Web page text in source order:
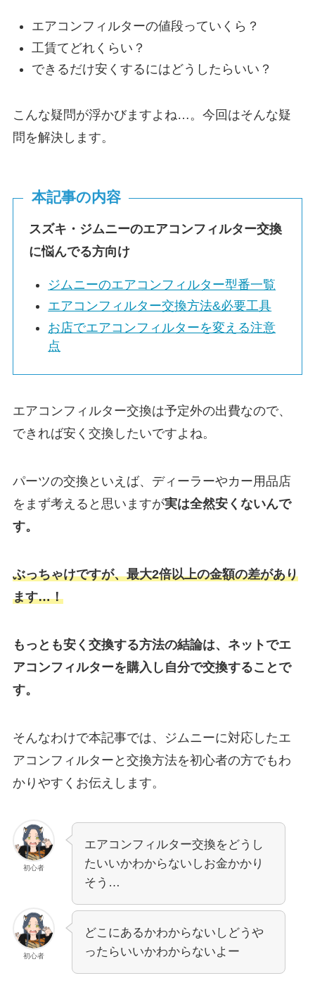
エアコンフィルターの値段っていくら？
工賃てどれくらい？
できるだけ安くするにはどうしたらいい？
こんな疑問が浮かびますよね…。今回はそんな疑
問を解決します。
本記事の内容
スズキ・ジムニーのエアコンフィルター交換
に悩んでる方向け
ジムニーのエアコンフィルター型番一覧
エアコンフィルター交換方法&必要工具
お店でエアコンフィルターを変える注意
点
エアコンフィルター交換は予定外の出費なので、
できれば安く交換したいですよね。
パーツの交換といえば、ディーラーやカー用品店
をまず考えると思いますが実は全然安くないんで
す。
ぶっちゃけですが、最大2倍以上の金額の差があり
ます…！
もっとも安く交換する方法の結論は、ネットでエ
アコンフィルターを購入し自分で交換することで
す。
そんなわけで本記事では、ジムニーに対応したエ
アコンフィルターと交換方法を初心者の方でもわ
かりやすくお伝えします。
初心者
エアコンフィルター交換をどうし
たいいかわからないしお金かかり
そう…
初心者
どこにあるかわからないしどうや
ったらいいかわからないよー